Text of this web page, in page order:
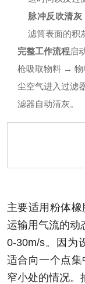
脉冲反吹清灰
滤筒表面的积
完整工作流程启
枪吸取物料 → 物
尘空气进入过滤
滤器自动清灰。
主要适用粉体橡
运输用气流的动
0-30m/s。
因为
适合向一个点集
窄小处的情况。